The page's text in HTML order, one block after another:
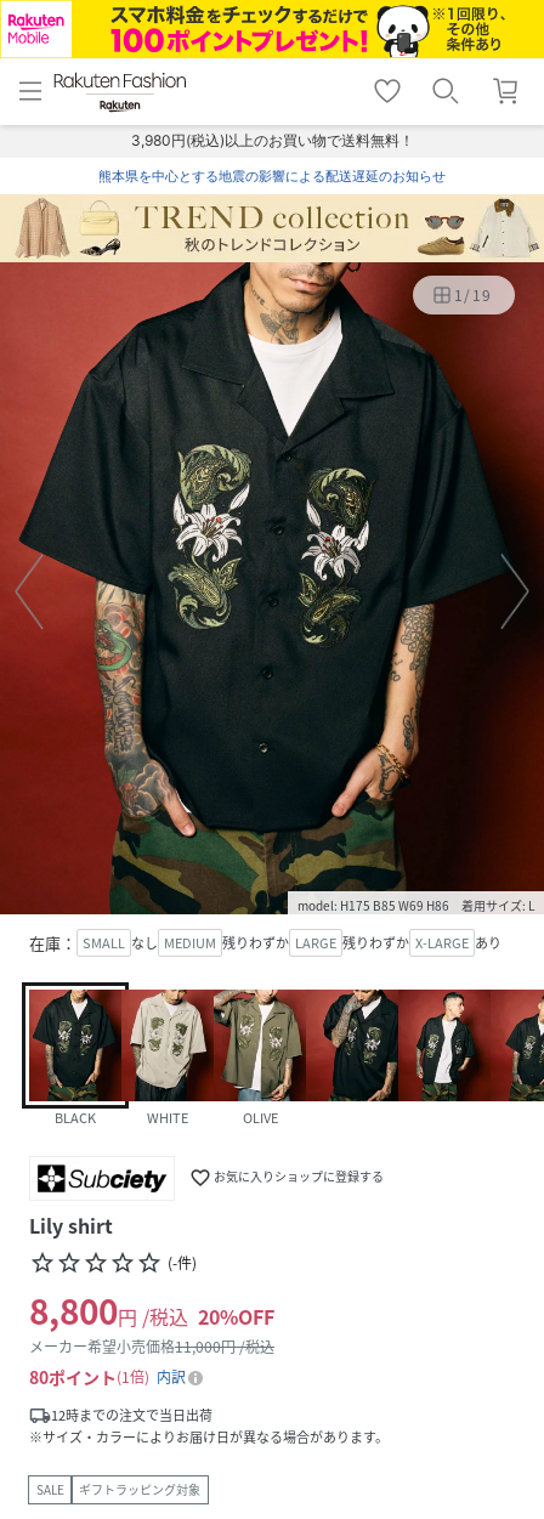
menu home
トップ
shopping_cart lock_outline
ログイン
3,980円(税込)以上のお買い物で送料無料！
熊本県を中心とする地震の影響による配送遅延のお知らせ
1/19
model: H175 B85 W69 H86 着用サイズ: L
在庫： SMALL なし MEDIUM 残りわずか LARGE 残りわずか X-LARGE あり
BLACK WHITE OLIVE
favorite_border お気に入りショップに登録する
Lily shirt
star_borderstar_borderstar_borderstar_borderstar_border (-件)
8,800円 /税込 20%OFF
メーカー希望小売価格11,000円 /税込
80ポイント 1倍
内訳
local_shipping12時までの注文で当日出荷
※サイズ・カラーによりお届け日が異なる場合があります。
SALE ギフトラッピング対象